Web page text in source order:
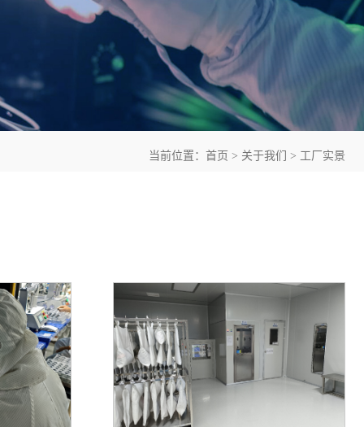
当前位置：首页 关于我们 工厂实景